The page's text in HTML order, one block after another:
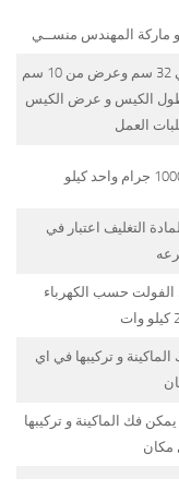
طول الكيس من 10 سم الي 32 سم وعرض من 10 سم
طول الكيس و عرض الكيس
العمل
لمادة التغليف اعتبار في
الفولت حسب الكهرباء
الماكينة و تركيبها في اي
210سم و يمكن فك الماكينة و تركيبها
مكان